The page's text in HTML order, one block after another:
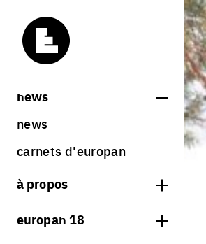
news
news
carnets d'europan
à propos
qu'est-ce qu'europan
europan 18